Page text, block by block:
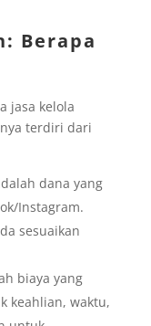
Berapa
jasa kelola
terdiri dari
dana yang
Instagram.
sesuaikan
biaya yang
keahlian, waktu,